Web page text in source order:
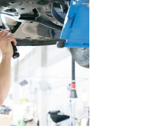
professionale compreso
offriamo una garanzia
con soccorso stradale
il momento di allacciare le